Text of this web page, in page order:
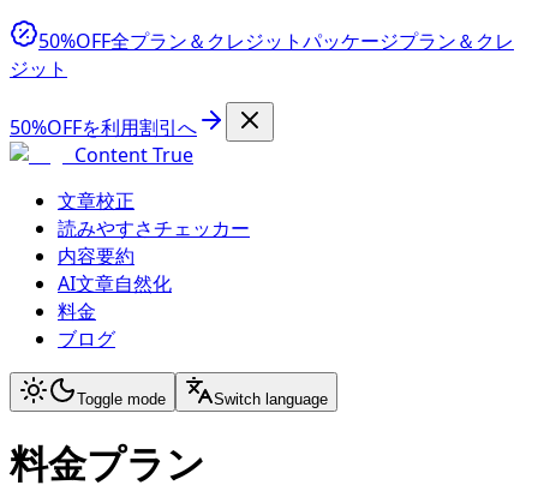
50%OFF全プラン＆クレジットパッケージプラン＆クレ
ジット
50%OFFを利用割引へ
Content True
文章校正
読みやすさチェッカー
内容要約
AI文章自然化
料金
ブログ
Toggle mode Switch language
料金プラン